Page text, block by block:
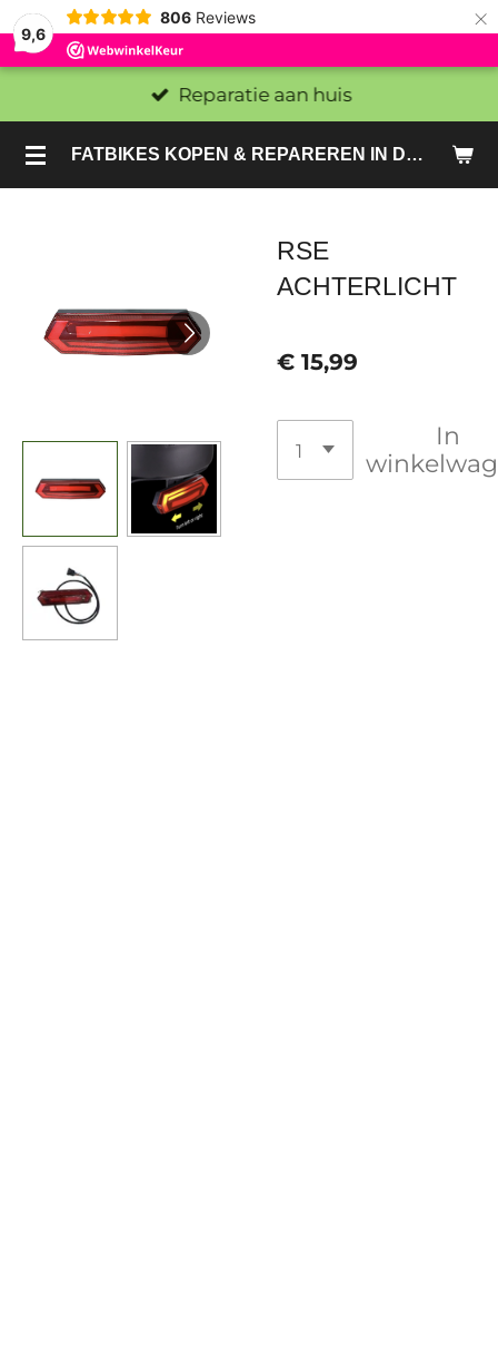
9,6
806 Reviews ×
FATBIKES KOPEN & REPAREREN IN DEN HAAG EN ZOETERMEER - SACHE BIKES
Reparatie aan huis
RSE
ACHTERLICHT
€ 15,99
In